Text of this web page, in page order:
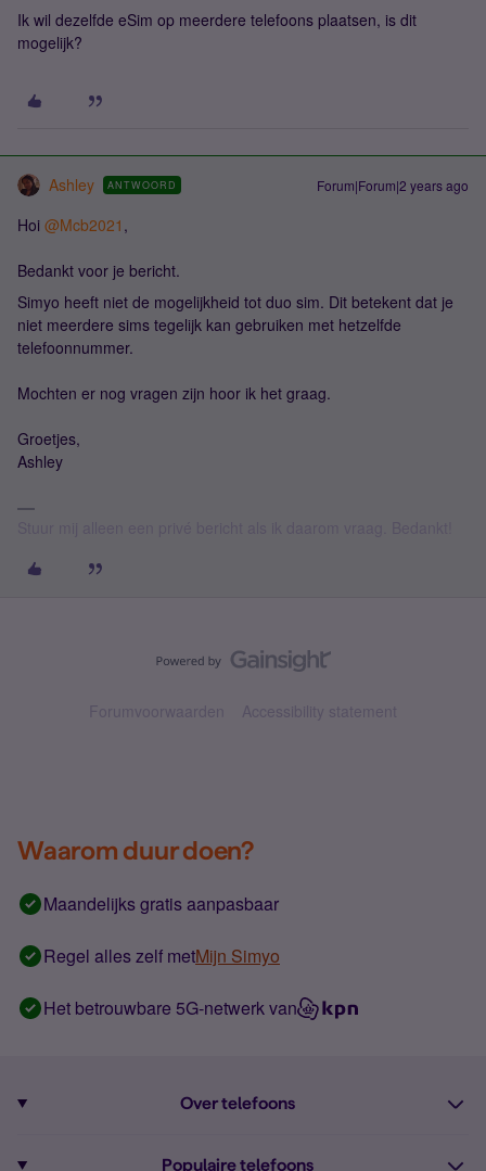
Ik wil dezelfde eSim op meerdere telefoons plaatsen, is dit
mogelijk?
Ashley ANTWOORD Forum|Forum|2 years ago
Hoi @Mcb2021 ,
Bedankt voor je bericht.
Simyo heeft niet de mogelijkheid tot duo sim. Dit betekent dat je
niet meerdere sims tegelijk kan gebruiken met hetzelfde
telefoonnummer.
Mochten er nog vragen zijn hoor ik het graag.
Groetjes,
Ashley
Forumvoorwaarden Accessibility statement
Waarom duur doen?
Maandelijks gratis aanpasbaar
Regel alles zelf metMijn Simyo
Het betrouwbare 5G-netwerk van
Over telefoons
Populaire telefoons